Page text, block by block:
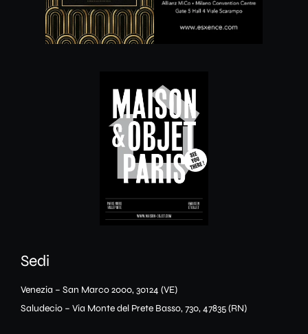
Sedi
Venezia – San Marco 2000, 30124 (VE)
Saludecio – Via Monte del Prete Basso, 730, 47835 (RN)